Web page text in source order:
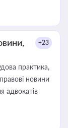
+23
практика,
новини
адвокатів